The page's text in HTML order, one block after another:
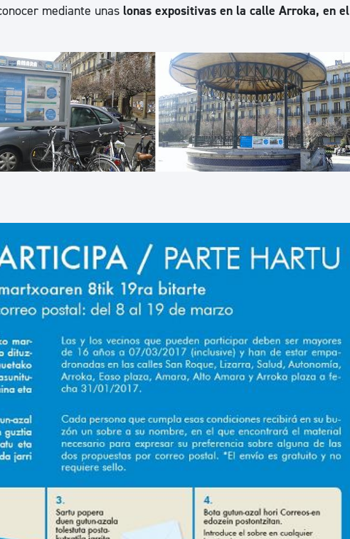
mediante unas lonas expositivas en la calle Arroka, en el